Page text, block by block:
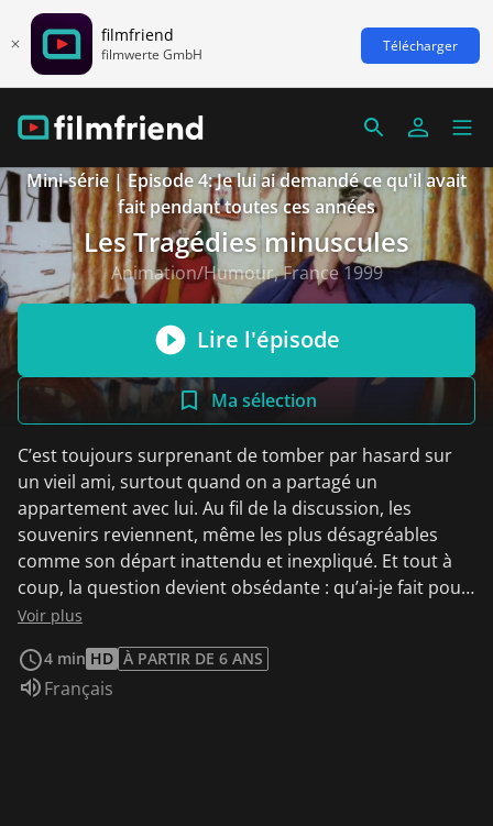
filmfriend
filmwerte GmbH Télécharger
Mini-série | Episode 4: Je lui ai demandé ce qu'il avait
fait pendant toutes ces années
Les Tragédies minuscules
Animation/Humour, France 1999
Lire l'épisode
Ma sélection
C’est toujours surprenant de tomber par hasard sur
un vieil ami, surtout quand on a partagé un
appartement avec lui. Au fil de la discussion, les
souvenirs reviennent, même les plus désagréables
comme son départ inattendu et inexpliqué. Et tout à
coup, la question devient obsédante : qu’ai-je fait pour
le faire partir ?
Voir plus
4 min HD À PARTIR DE 6 ANS
Audio :
Français